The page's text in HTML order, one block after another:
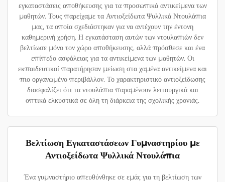
εγκαταστάσεις αποθήκευσης για τα προσωπικά αντικείμενα των
μαθητών. Τους παρείχαμε τα Αντιοξείδωτα Ψυλλικά Ντουλάπια
μας, τα οποία σχεδιάστηκαν για να αντέχουν την έντονη
καθημερινή χρήση. Η εγκατάσταση αυτών των ντουλαπιών δεν
βελτίωσε μόνο τον χώρο αποθήκευσης, αλλά πρόσθεσε και ένα
επίπεδο ασφάλειας για τα αντικείμενα των μαθητών. Οι
εκπαιδευτικοί παρατήρησαν μείωση στα χαμένα αντικείμενα και
πιο οργανωμένο περιβάλλον. Το χαρακτηριστικό αντιοξείδωσης
διασφαλίζει ότι τα ντουλάπια παραμένουν λειτουργικά και
οπτικά ελκυστικά σε όλη τη διάρκεια της σχολικής χρονιάς.
Βελτίωση Εγκαταστάσεων Γυμναστηρίου με
Αντιοξείδωτα Ψυλλικά Ντουλάπια
Ένα γυμναστήριο απευθύνθηκε σε εμάς για τη βελτίωση των